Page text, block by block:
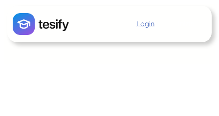
contenuto
Login